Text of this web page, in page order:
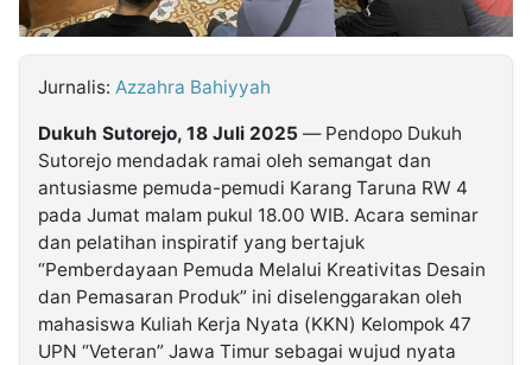
Kabarbaru.co
2026
Jurnalis: Azzahra Bahiyyah
Dukuh Sutorejo, 18 Juli 2025 — Pendopo Dukuh
Sutorejo mendadak ramai oleh semangat dan
antusiasme pemuda-pemudi Karang Taruna RW 4
pada Jumat malam pukul 18.00 WIB. Acara seminar
dan pelatihan inspiratif yang bertajuk
“Pemberdayaan Pemuda Melalui Kreativitas Desain
dan Pemasaran Produk” ini diselenggarakan oleh
mahasiswa Kuliah Kerja Nyata (KKN) Kelompok 47
UPN “Veteran” Jawa Timur sebagai wujud nyata